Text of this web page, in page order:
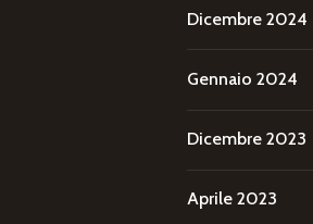
Dicembre 2024
Gennaio 2024
Dicembre 2023
Aprile 2023